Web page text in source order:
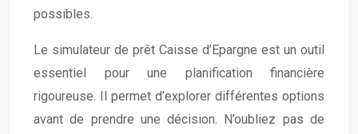
possibles.
Le simulateur de prêt Caisse d’Epargne est un outil
essentiel pour une planification financière
rigoureuse. Il permet d’explorer différentes options
avant de prendre une décision. N’oubliez pas de